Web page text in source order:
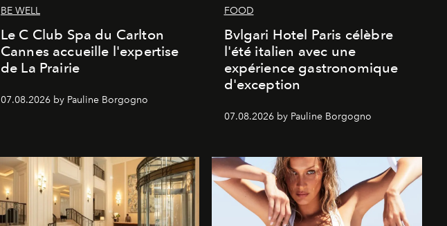
BE WELL
Le C Club Spa du Carlton
Cannes accueille l'expertise
de La Prairie
07.08.2026 by Pauline Borgogno
FOOD
Bvlgari Hotel Paris célèbre
l'été italien avec une
expérience gastronomique
d'exception
07.08.2026 by Pauline Borgogno